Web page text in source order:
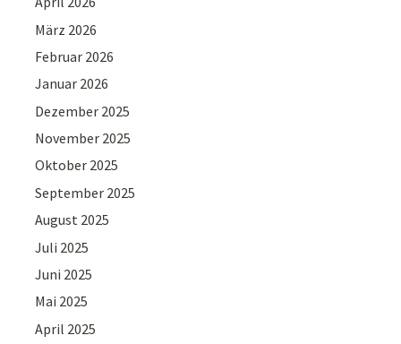
März 2026
Februar 2026
Januar 2026
Dezember 2025
November 2025
Oktober 2025
September 2025
August 2025
Juli 2025
Juni 2025
Mai 2025
April 2025